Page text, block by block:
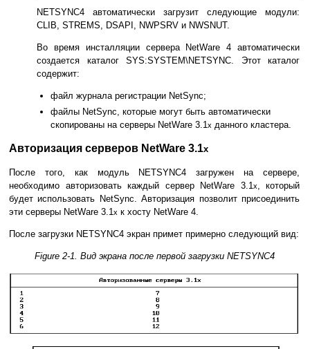
NETSYNC4 автоматически загрузит следующие модули:
CLIB, STREMS, DSAPI, NWPSRV и NWSNUT.
Во время инсталляции сервера NetWare 4 автоматически
создается каталог SYS:SYSTEM\NETSYNC. Этот каталог
содержит:
файл журнала регистрации NetSync;
файлы NetSync, которые могут быть автоматически
скопированы на серверы NetWare 3.1x данного кластера.
Авторизация серверов NetWare 3.1x
После того, как модуль NETSYNC4 загружен на сервере,
необходимо авторизовать каждый сервер NetWare 3.1x, который
будет использовать NetSync. Авторизация позволит присоединить
эти серверы NetWare 3.1x к хосту NetWare 4.
После загрузки NETSYNC4 экран примет примерно следующий вид:
Figure 2-1. Вид экрана после первой загрузки NETSYNC4